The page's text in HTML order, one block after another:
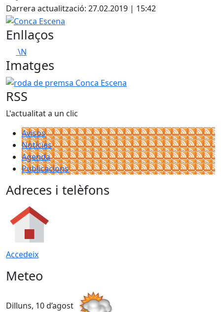
Darrera actualització: 27.02.2019 | 15:42
Conca Escena
Enllaços
\N
Imatges
roda de premsa Conca Escena
RSS
L'actualitat a un clic
Avisos
Notícies
Agenda
Publicacions
Adreces i telèfons
Accedeix
Meteo
Dilluns, 10 d’agost